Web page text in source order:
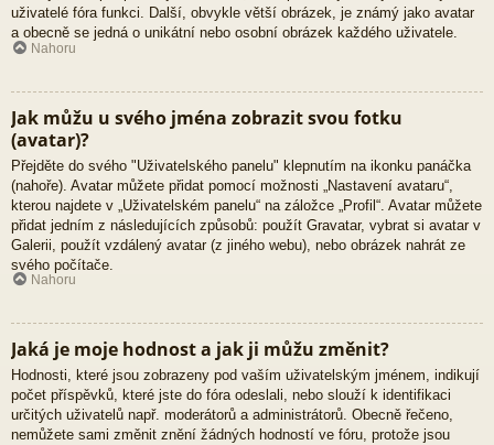
uživatelé fóra funkci. Další, obvykle větší obrázek, je známý jako avatar
a obecně se jedná o unikátní nebo osobní obrázek každého uživatele.
Nahoru
Jak můžu u svého jména zobrazit svou fotku
(avatar)?
Přejděte do svého "Uživatelského panelu" klepnutím na ikonku panáčka
(nahoře). Avatar můžete přidat pomocí možnosti „Nastavení avataru“,
kterou najdete v „Uživatelském panelu“ na záložce „Profil“. Avatar můžete
přidat jedním z následujících způsobů: použít Gravatar, vybrat si avatar v
Galerii, použít vzdálený avatar (z jiného webu), nebo obrázek nahrát ze
svého počítače.
Nahoru
Jaká je moje hodnost a jak ji můžu změnit?
Hodnosti, které jsou zobrazeny pod vaším uživatelským jménem, indikují
počet příspěvků, které jste do fóra odeslali, nebo slouží k identifikaci
určitých uživatelů např. moderátorů a administrátorů. Obecně řečeno,
nemůžete sami změnit znění žádných hodností ve fóru, protože jsou